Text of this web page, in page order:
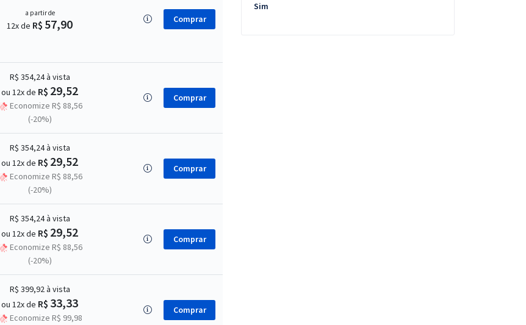
a partir de
12x de R$ 57,90 Comprar
R$ 354,24à vista
ou 12x de R$ 29,52
Economize R$ 88,56
(-20%)
Comprar
R$ 354,24à vista
ou 12x de R$ 29,52
Economize R$ 88,56
(-20%)
Comprar
R$ 354,24à vista
ou 12x de R$ 29,52
Economize R$ 88,56
(-20%)
Comprar
R$ 399,92à vista
ou 12x de R$ 33,33
Economize R$ 99,98
Comprar
Sim